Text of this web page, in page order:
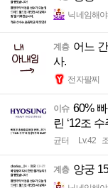
닉네임해
계층 어느
사.
전자팔찌
이슈 60%
린 ‘12조
균터 Lv.42
계층 양궁